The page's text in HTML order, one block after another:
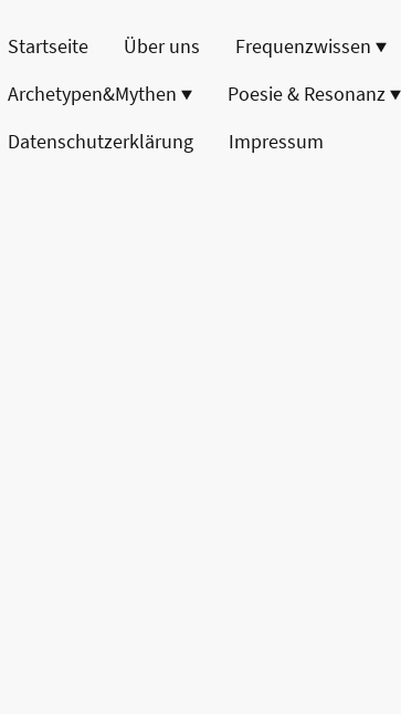
Startseite Über uns Frequenzwissen
Archetypen&Mythen
Poesie & Resonanz
Datenschutzerklärung
Impressum